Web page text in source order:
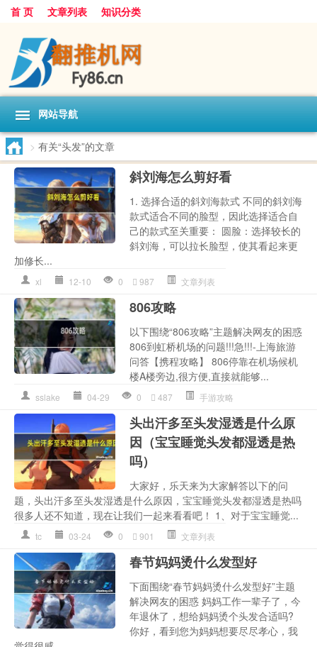
首 页 文章列表 知识分类
网站导航
> 有关“头发”的文章
斜刘海怎么剪好看
1. 选择合适的斜刘海款式 不同的斜刘海
款式适合不同的脸型，因此选择适合自
己的款式至关重要： 圆脸：选择较长的
斜刘海，可以拉长脸型，使其看起来更
加修长...
xl 12-10 0 987 文章列表
806攻略
以下围绕“806攻略”主题解决网友的困惑
806到虹桥机场的问题!!!急!!!-上海旅游
问答【携程攻略】 806停靠在机场候机
楼A楼旁边,很方便,直接就能够...
sslake 04-29 0 487 手游攻略
头出汗多至头发湿透是什么原
因（宝宝睡觉头发都湿透是热
吗）
大家好，乐天来为大家解答以下的问
题，头出汗多至头发湿透是什么原因，宝宝睡觉头发都湿透是热吗
很多人还不知道，现在让我们一起来看看吧！ 1、对于宝宝睡觉...
tc 03-24 0 901 文章列表
春节妈妈烫什么发型好
下面围绕“春节妈妈烫什么发型好”主题
解决网友的困惑 妈妈工作一辈子了，今
年退休了，想给妈妈烫个头发合适吗?
你好，看到您为妈妈想要尽尽孝心，我